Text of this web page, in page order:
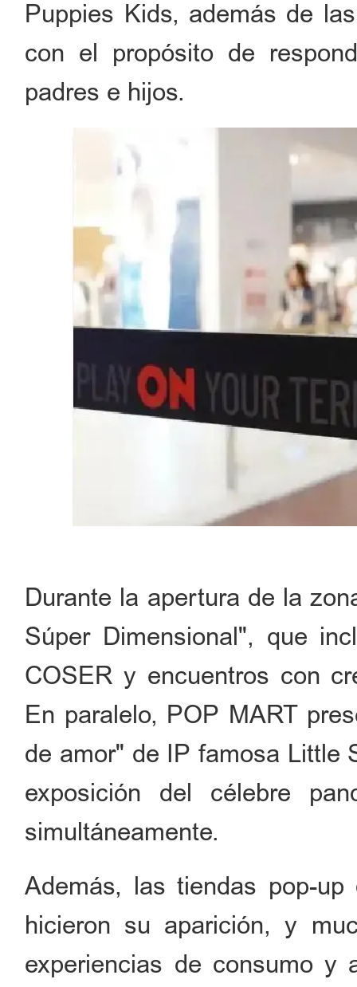
Puppies Kids, además de
con el propósito de
padres e hijos.
Durante la apertura de la
Súper Dimensional", que
COSER y encuentros con
En paralelo, POP MART
de amor" de IP famosa Little
exposición del célebre
simultáneamente.
Además, las tiendas pop-
hicieron su aparición, y
experiencias de consumo y